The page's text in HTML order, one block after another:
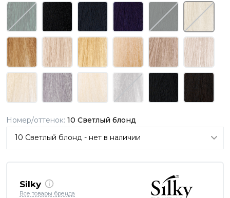
Номер/оттенок: 10 Светлый блонд
Silky
Все товары бренда